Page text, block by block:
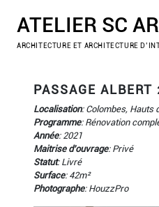
ATELIER SC
ARCHITECTURE ET ARCHITECTURE
PASSAGE ALBERT
Localisation: Colombes, Hauts
Programme: Rénovation
Année: 2021
Maitrise d'ouvrage: Privé
Statut: Livré
Surface: 42m²
Photographe: HouzzPro